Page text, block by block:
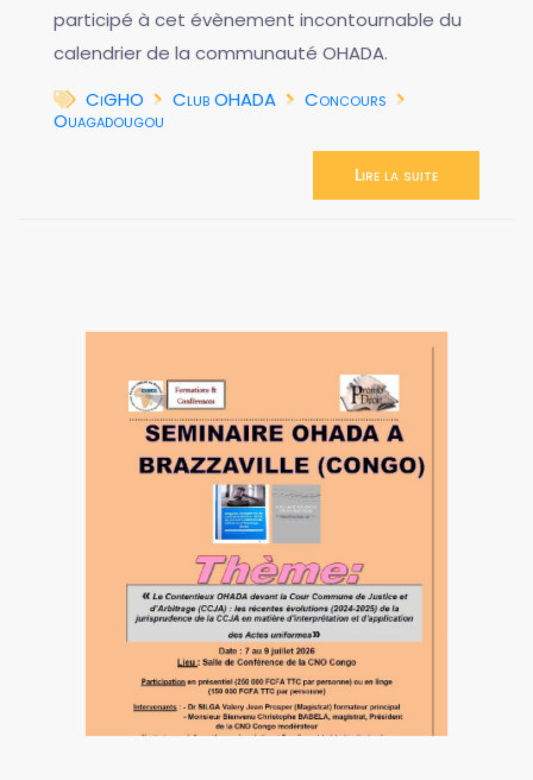
participé à cet évènement incontournable du
calendrier de la communauté OHADA.
CiGHO
Club OHADA
Concours
Ouagadougou
Lire la suite